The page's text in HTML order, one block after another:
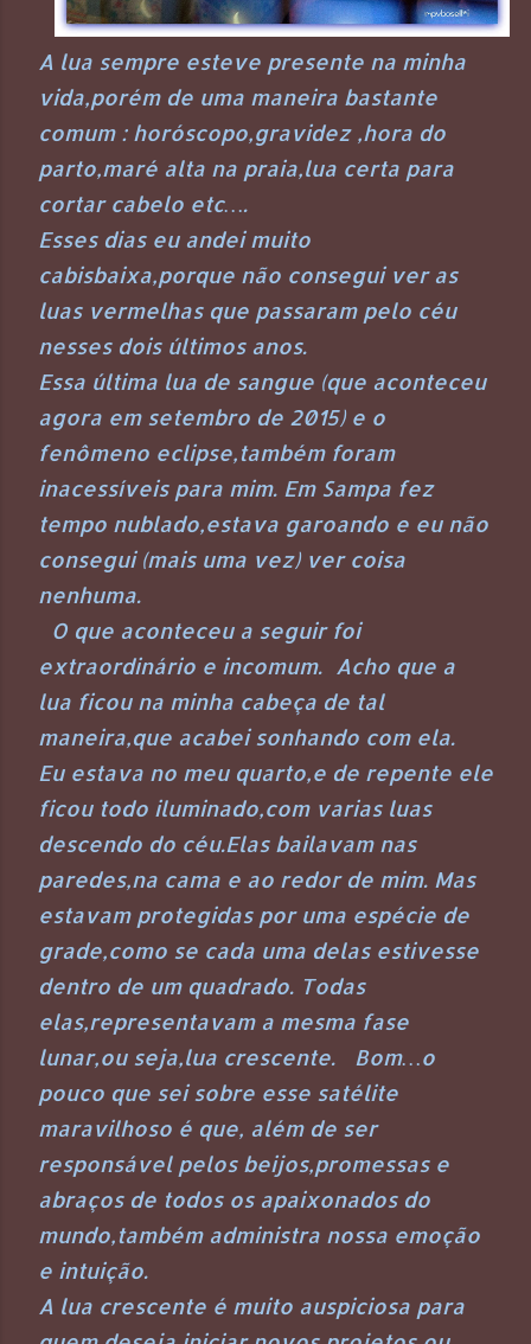
A lua sempre esteve presente na minha
vida,porém de uma maneira bastante
comum : horóscopo,gravidez ,hora do
parto,maré alta na praia,lua certa para
cortar cabelo etc….
Esses dias eu andei muito
cabisbaixa,porque não consegui ver as
luas vermelhas que passaram pelo céu
nesses dois últimos anos.
Essa última lua de sangue (que aconteceu
agora em setembro de 2015) e o
fenômeno eclipse,também foram
inacessíveis para mim. Em Sampa fez
tempo nublado,estava garoando e eu não
consegui (mais uma vez) ver coisa
nenhuma.
O que aconteceu a seguir foi
extraordinário e incomum. Acho que a
lua ficou na minha cabeça de tal
maneira,que acabei sonhando com ela.
Eu estava no meu quarto,e de repente ele
ficou todo iluminado,com varias luas
descendo do céu.Elas bailavam nas
paredes,na cama e ao redor de mim. Mas
estavam protegidas por uma espécie de
grade,como se cada uma delas estivesse
dentro de um quadrado. Todas
elas,representavam a mesma fase
lunar,ou seja,lua crescente. Bom…o
pouco que sei sobre esse satélite
maravilhoso é que, além de ser
responsável pelos beijos,promessas e
abraços de todos os apaixonados do
mundo,também administra nossa emoção
e intuição.
A lua crescente é muito auspiciosa para